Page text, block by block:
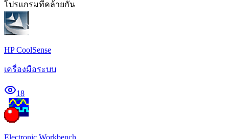
โปรแกรมที่คล้ายกัน
HP CoolSense
เครื่องมือระบบ
18